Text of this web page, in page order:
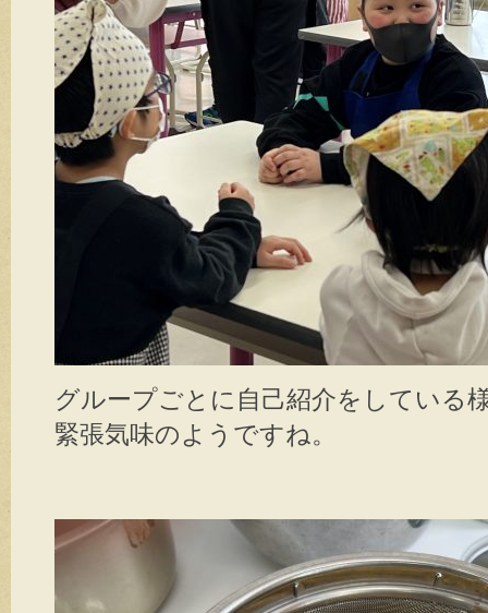
グループごとに自己紹介をしている
緊張気味のようですね。